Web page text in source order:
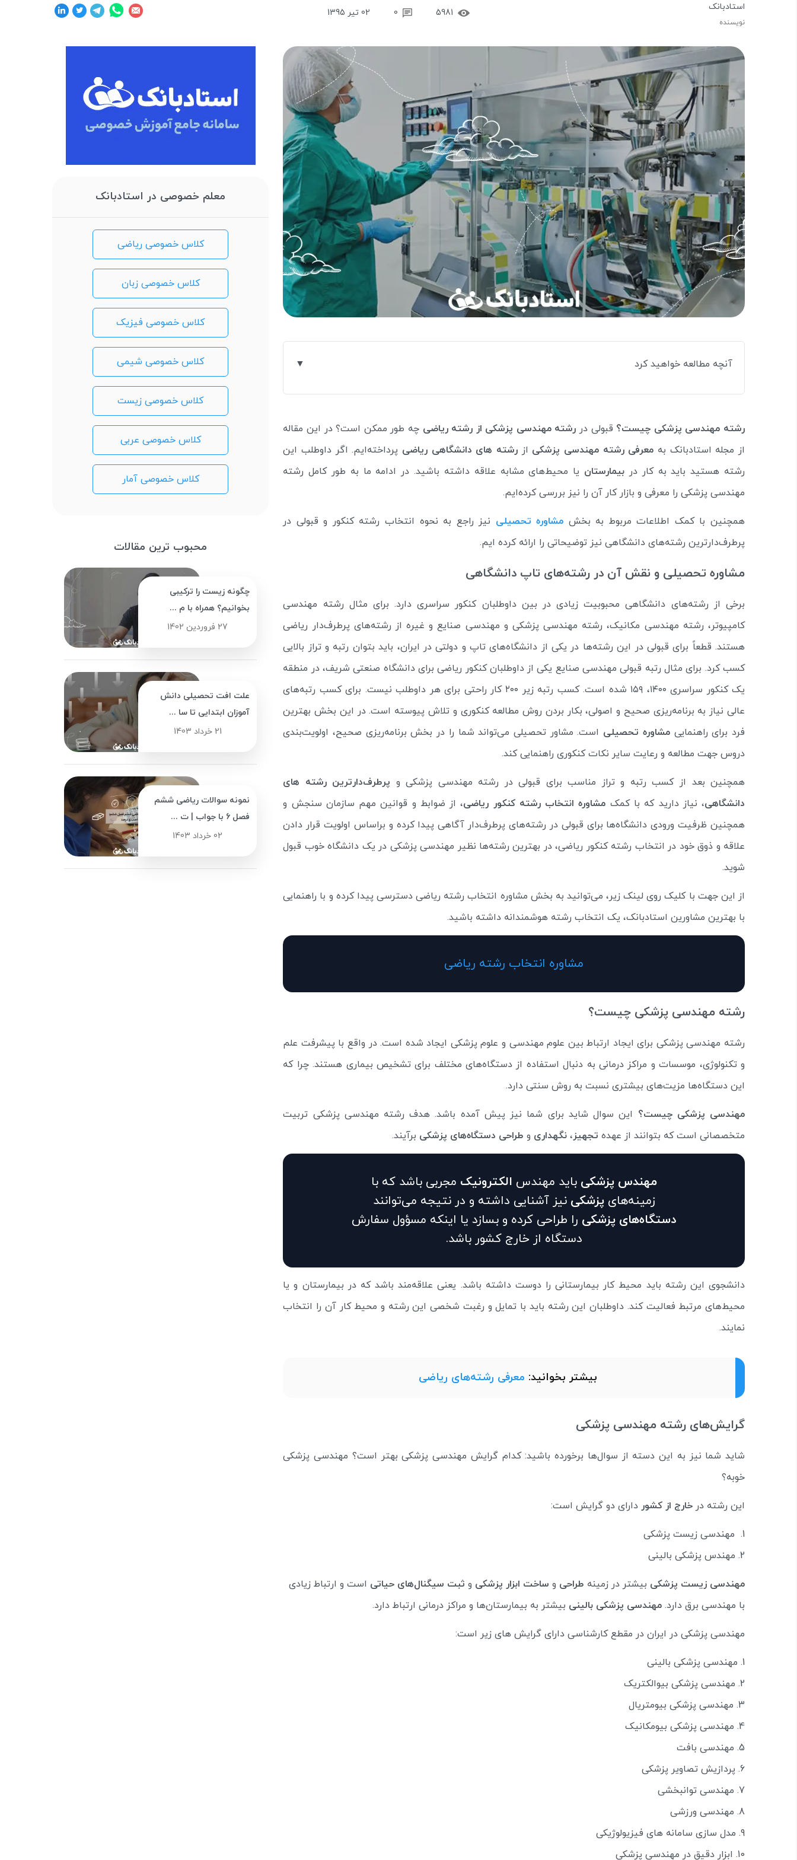
استادبانک
نویسنده
5981
0 02 تیر 1395
آنچه مطالعه خواهید کرد
رشته مهندسی پزشکی چیست؟ قبولی در رشته مهندسی پزشکی از رشته ریاضی چه طور ممکن است؟ در این مقاله
از مجله استادبانک به معرفی رشته مهندسی پزشکی از رشته های دانشگاهی ریاضی پرداخته‌ایم. اگر داوطلب این
رشته هستید باید به کار در بیمارستان یا محیط‌های مشابه علاقه داشته باشید. در ادامه ما به طور کامل رشته
مهندسی پزشکی را معرفی و بازار کار آن را نیز بررسی کرده‌ایم.
همچنین با کمک اطلاعات مربوط به بخش مشاوره تحصیلی نیز راجع به نحوه انتخاب رشته کنکور و قبولی در
پرطرف‌دارترین رشته‌‌های دانشگاهی نیز توضیحاتی را ارائه کرده ایم.
مشاوره تحصیلی و نقش آن در رشته‌های تاپ دانشگاهی
برخی از رشته‌های دانشگاهی محبوبیت زیادی در بین داوطلبان کنکور سراسری دارد. برای مثال رشته مهندسی
کامپیوتر، رشته مهندسی مکانیک، رشته مهندسی پزشکی و مهندسی صنایع و غیره از رشته‌‌های پرطرف‌دار ریاضی
هستند. قطعاً برای قبولی در این رشته‌ها در یکی از دانشگاه‌های تاپ و دولتی در ایران، باید بتوان رتبه و تراز بالایی
کسب کرد. برای مثال رتبه قبولی مهندسی صنایع یکی از داوطلبان کنکور ریاضی برای دانشگاه صنعتی شریف، در منطقه
یک کنکور سراسری ۱۴۰۰، ۱۵۹ شده است. کسب رتبه زیر ۲۰۰ کار راحتی برای هر داوطلب نیست. برای کسب رتبه‌های
عالی نیاز به برنامه‌ریزی صحیح و اصولی، بکار بردن روش مطالعه کنکوری و تلاش پیوسته است. در این بخش بهترین
فرد برای راهنماییمشاوره تحصیلی است. مشاور تحصیلی می‌تواند شما را در بخش برنامه‌ریزی صحیح، اولویت‌بندی
دروس جهت مطالعه و رعایت سایر نکات کنکوری راهنمایی کند.
همچنین بعد از کسب رتبه و تراز مناسب برای قبولی در رشته مهندسی پزشکی و پرطرف‌دارترین رشته‌ های
دانشگاهی، نیاز دارید که با کمک مشاوره انتخاب رشته کنکور ریاضی، از ضوابط و قوانین مهم سازمان سنجش و
همچنین ظرفیت ورودی دانشگاه‌ها برای قبولی در رشته‌های پرطرف‌دار آگاهی پیدا کرده و براساس اولویت‌ قرار دادن
علاقه و ذوق خود در انتخاب رشته کنکور ریاضی، در بهترین رشته‌ها نظیر مهندسی پزشکی در یک دانشگاه خوب قبول
شوید.
از این جهت با کلیک روی لینک زیر، می‌توانید به بخش مشاوره انتخاب رشته ریاضی دسترسی پیدا کرده و با راهنمایی
با بهترین مشاورین استادبانک، یک انتخاب رشته هوشمندانه داشته باشید.
مشاوره انتخاب رشته ریاضی
رشته مهندسی پزشکی چیست؟
رشته مهندسی پزشکی برای ایجاد ارتباط بین علوم مهندسی و علوم پزشکی ایجاد شده است. در واقع با پیشرفت علم
و تکنولوژی، موسسات و مراکز درمانی به دنبال استفاده از دستگاه‌های مختلف برای تشخیص بیماری هستند. چرا که
این دستگاه‌ها مزیت‌های بیشتری نسبت به روش سنتی دارد.
مهندسی پزشکی چیست؟ این سوال شاید برای شما نیز پیش آمده باشد. هدف رشته مهندسی پزشکی تربیت
متخصصانی است که بتوانند از عهده تجهیز، نگهداری و طراحی دستگاه‌های پزشکی برآیند.
مهندس پزشکی باید مهندس الکترونیک مجربی باشد که با
زمینه‌هایپزشکی نیز آشنایی داشته و در نتیجه می‌توانند
دستگاه‌های پزشکی را طراحی کرده و بسازد یا اینکه مسؤول سفارش
دستگاه از خارج کشور باشد.
دانشجوی این رشته باید محیط کار بیمارستانی را دوست داشته باشد. یعنی علاقه‌مند باشد که در بیمارستان و یا
محیط‌های مرتبط فعالیت کند. داوطلبان این رشته باید با تمایل و رغبت شخصی این رشته و محیط کار آن را انتخاب
نمایند.
بیشتر بخوانید: معرفی رشته‌های ریاضی
گرایش‌های رشته مهندسی پزشکی
شاید شما نیز به این دسته از سوال‌ها برخورده باشید: کدام گرایش مهندسی پزشکی بهتر است؟ مهندسی پزشکی
خوبه؟
این رشته در خارج از کشور دارای دو گرایش است:
مهندسی زیست پزشکی
مهندس پزشکی بالینی
مهندسی زیست پزشکی بیشتر در زمینه طراحی و ساخت ابزار پزشکی و ثبت سیگنال‌های حیاتی است و ارتباط زیادی
با مهندسی برق دارد. مهندسی پزشکی بالینی بیشتر به بیمارستان‌ها و مراکز درمانی ارتباط دارد.
مهندسی پزشکی در ایران در مقطع کارشناسی دارای گرایش های زیر است:
مهندسی پزشکی بالینی
مهندسی پزشکی بیوالکتریک
مهندسی پزشکی بیومتریال
مهندسی پزشکی بیومکانیک
مهندسی بافت
پردازیش تصاویر پزشکی
مهندسی توانبخشی
مهندسی ورزشی
مدل سازی سامانه های فیزیولوژیکی
ابزار دقیق در مهندسی پزشکی
معلم خصوصی در استادبانک
کلاس خصوصی ریاضی
کلاس خصوصی زبان
کلاس خصوصی فیزیک
کلاس خصوصی شیمی
کلاس خصوصی زیست
کلاس خصوصی عربی
کلاس خصوصی آمار
محبوب ترین مقالات
چگونه زیست را ترکیبی
بخوانیم؟ همراه با م ...
27 فروردین 1402
علت افت تحصیلی دانش
آموزان ابتدایی تا سا ...
21 خرداد 1403
نمونه سوالات ریاضی ششم
فصل 6 با جواب | ت ...
02 خرداد 1403